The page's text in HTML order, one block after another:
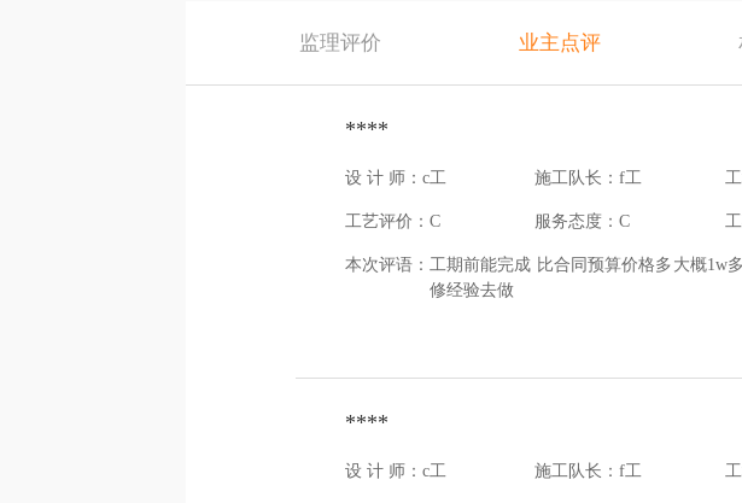
监理评价 业主点评
****
设 计 师：c工 施工队长：f工
工艺评价：C 服务态度：C
本次评语： 工期前能完成 比合同预算价格多大概1w
修经验去做
****
设 计 师：c工 施工队长：f工